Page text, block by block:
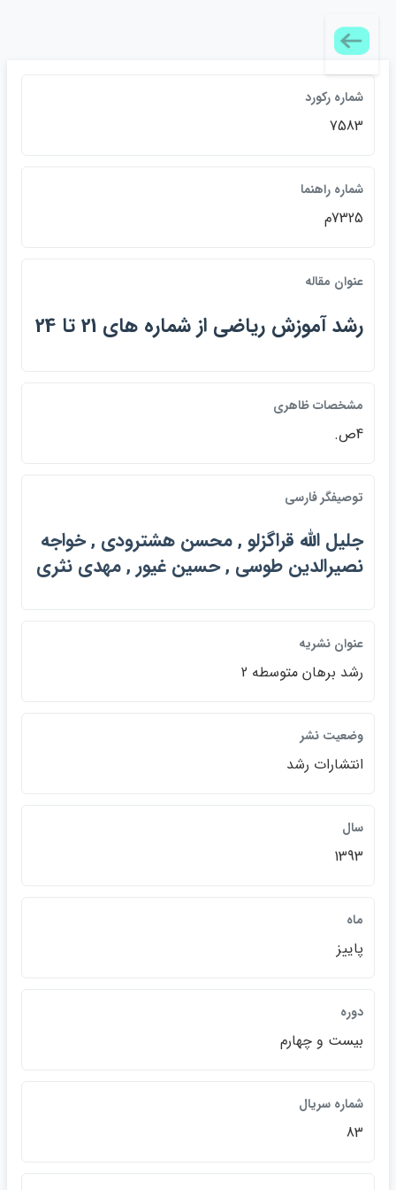
شماره رکورد
7583
شماره راهنما
7325م
عنوان مقاله
رشد آموزش رياضي از شماره هاي 21 تا 24
مشخصات ظاهري
4ص.
توصيفگر فارسي
جليل الله قراگزلو , محسن هشترودي , خواجه
نصيرالدين طوسي , حسين غيور , مهدي نثري
عنوان نشريه
رشد برهان متوسطه 2
وضعيت نشر
انتشارات رشد
سال
1393
ماه
پاييز
دوره
بيست و چهارم
شماره سريال
83